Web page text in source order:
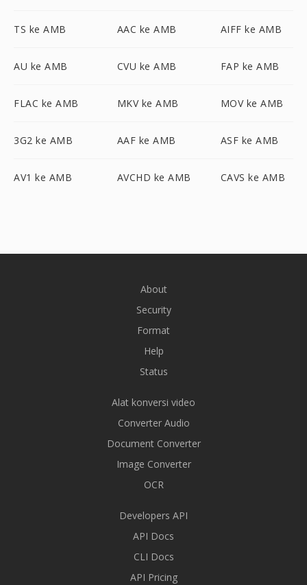
TS ke AMB AAC ke AMB AIFF ke AMB
AU ke AMB CVU ke AMB FAP ke AMB
FLAC ke AMB MKV ke AMB MOV ke AMB
3G2 ke AMB AAF ke AMB ASF ke AMB
AV1 ke AMB AVCHD ke AMB CAVS ke AMB
About
Security
Format
Help
Status
Alat konversi video
Converter Audio
Document Converter
Image Converter
OCR
Developers API
API Docs
CLI Docs
API Pricing